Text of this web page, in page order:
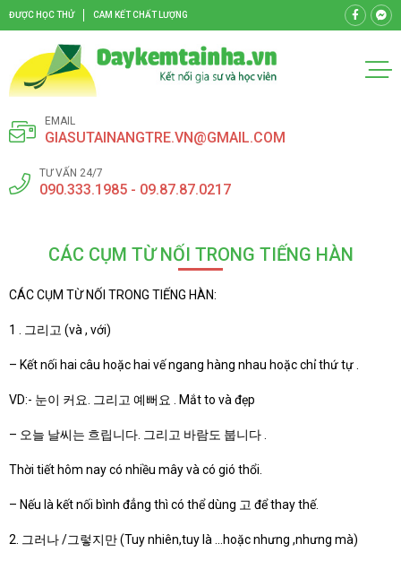
ĐƯỢC HỌC THỬ CAM KẾT CHẤT LƯỢNG
EMAIL
GIASUTAINANGTRE.VN@GMAIL.COM
TƯ VẤN 24/7
090.333.1985 - 09.87.87.0217
CÁC CỤM TỪ NỐI TRONG TIẾNG HÀN
CÁC CỤM TỪ NỐI TRONG TIẾNG HÀN:
1 . 그리고 (và , với)
– Kết nối hai câu hoặc hai vế ngang hàng nhau hoặc chỉ thứ tự .
VD:- 눈이 커요. 그리고 예뻐요 . Mắt to và đẹp
– 오늘 날씨는 흐립니다. 그리고 바람도 붑니다 .
Thời tiết hôm nay có nhiều mây và có gió thổi.
– Nếu là kết nối bình đẳng thì có thể dùng 고 để thay thế.
2. 그러나 /그렇지만 (Tuy nhiên,tuy là …hoặc nhưng ,nhưng mà)